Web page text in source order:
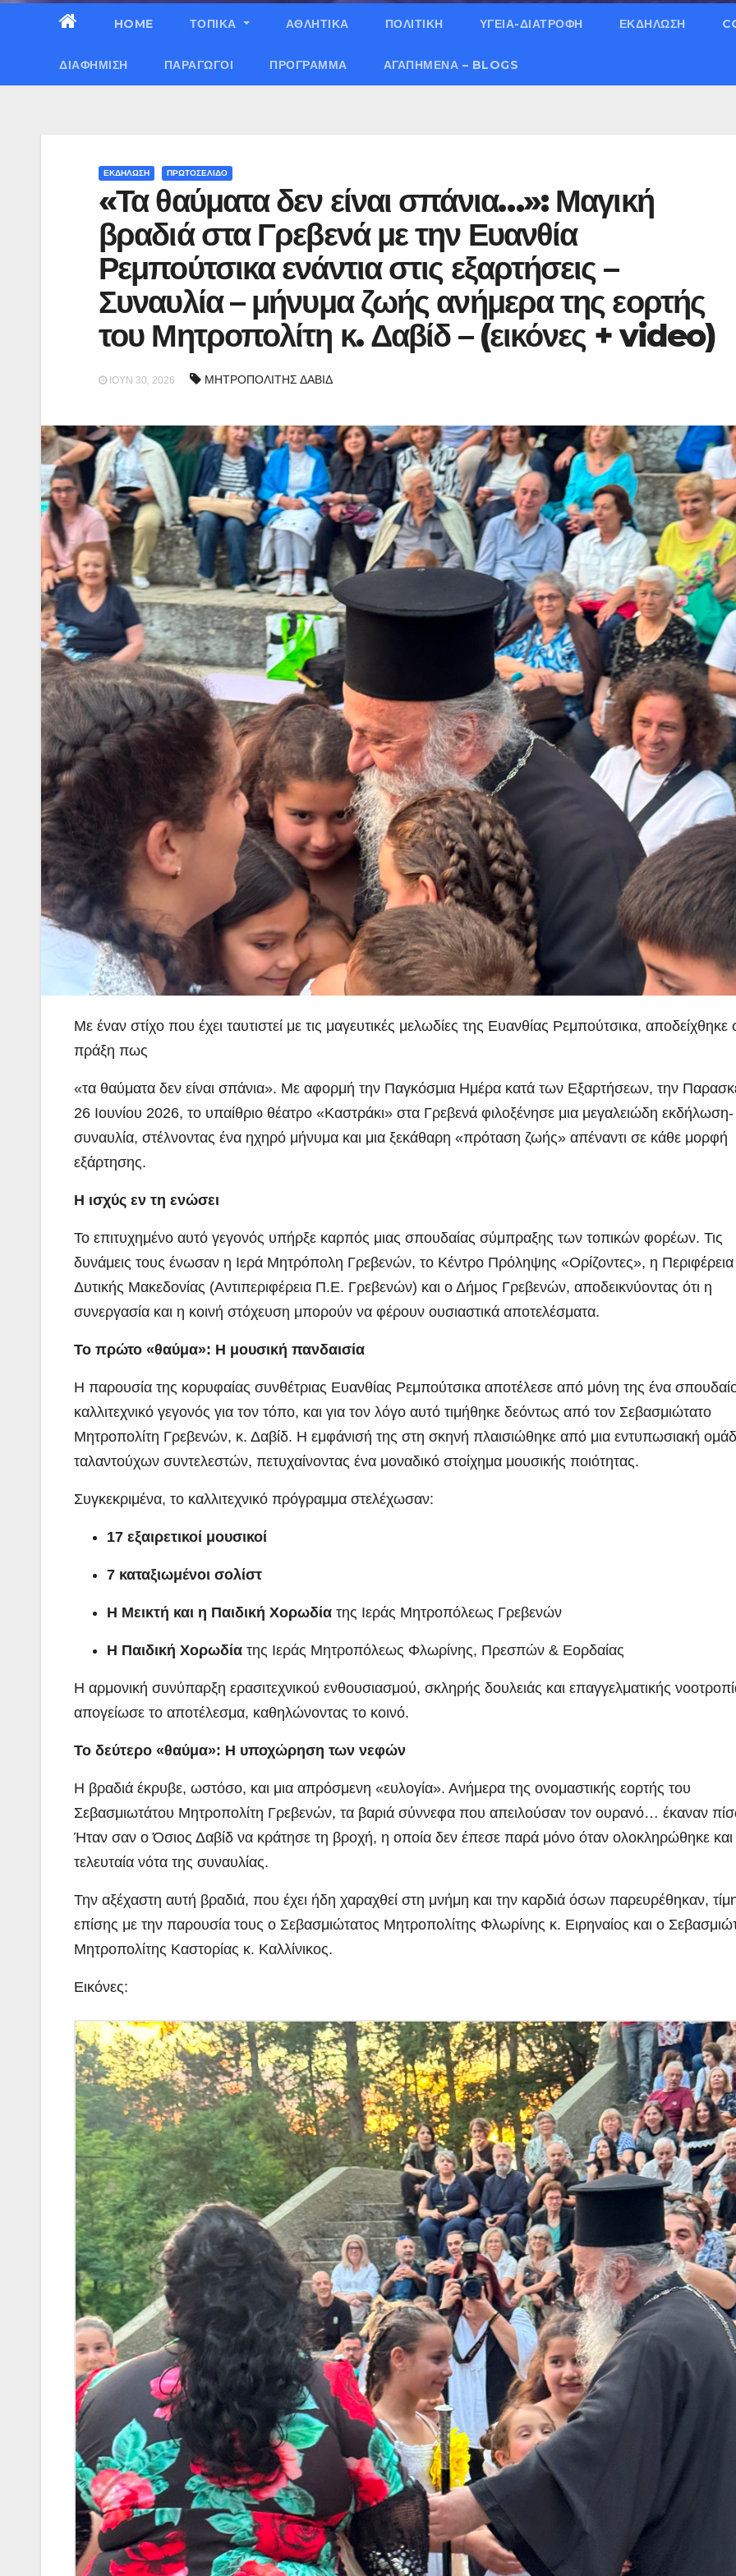
HOME ΤΟΠΙΚΑ ΑΘΛΗΤΙΚΑ ΠΟΛΙΤΙΚΗ ΥΓΕΙΑ-ΔΙΑΤΡΟΦΗ ΕΚΔΗΛΩΣΗ
ΔΙΑΦΉΜΙΣΗ ΠΑΡΑΓΩΓΟΊ ΠΡΌΓΡΑΜΜΑ ΑΓΑΠΗΜΈΝΑ – BLOGS
ΕΚΔΗΛΩΣΗ ΠΡΩΤΟΣΕΛΙΔΟ
«Τα θαύματα δεν είναι σπάνια…»: Μαγική
βραδιά στα Γρεβενά με την Ευανθία
Ρεμπούτσικα ενάντια στις εξαρτήσεις –
Συναυλία – μήνυμα ζωής ανήμερα της εορτής
του Μητροπολίτη κ. Δαβίδ – (εικόνες + video)
ΙΟΎΝ 30, 2026 ΜΗΤΡΟΠΟΛΙΤΗΣ ΔΑΒΙΔ
Με έναν στίχο που έχει ταυτιστεί με τις μαγευτικές μελωδίες της Ευανθίας Ρεμπούτσικα, αποδείχθηκε
πράξη πως
«τα θαύματα δεν είναι σπάνια». Με αφορμή την Παγκόσμια Ημέρα κατά των Εξαρτήσεων, την
26 Ιουνίου 2026, το υπαίθριο θέατρο «Καστράκι» στα Γρεβενά φιλοξένησε μια μεγαλειώδη εκδήλωση-
συναυλία, στέλνοντας ένα ηχηρό μήνυμα και μια ξεκάθαρη «πρόταση ζωής» απέναντι σε κάθε μορφή
εξάρτησης.
Η ισχύς εν τη ενώσει
Το επιτυχημένο αυτό γεγονός υπήρξε καρπός μιας σπουδαίας σύμπραξης των τοπικών φορέων. Τις
δυνάμεις τους ένωσαν η Ιερά Μητρόπολη Γρεβενών, το Κέντρο Πρόληψης «Ορίζοντες», η Περιφέρεια
Δυτικής Μακεδονίας (Αντιπεριφέρεια Π.Ε. Γρεβενών) και ο Δήμος Γρεβενών, αποδεικνύοντας ότι η
συνεργασία και η κοινή στόχευση μπορούν να φέρουν ουσιαστικά αποτελέσματα.
Το πρώτο «θαύμα»: Η μουσική πανδαισία
Η παρουσία της κορυφαίας συνθέτριας Ευανθίας Ρεμπούτσικα αποτέλεσε από μόνη της ένα
καλλιτεχνικό γεγονός για τον τόπο, και για τον λόγο αυτό τιμήθηκε δεόντως από τον Σεβασμιώτατο
Μητροπολίτη Γρεβενών, κ. Δαβίδ. Η εμφάνισή της στη σκηνή πλαισιώθηκε από μια εντυπωσιακή
ταλαντούχων συντελεστών, πετυχαίνοντας ένα μοναδικό στοίχημα μουσικής ποιότητας.
Συγκεκριμένα, το καλλιτεχνικό πρόγραμμα στελέχωσαν:
17 εξαιρετικοί μουσικοί
7 καταξιωμένοι σολίστ
Η Μεικτή και η Παιδική Χορωδία της Ιεράς Μητροπόλεως Γρεβενών
Η Παιδική Χορωδία της Ιεράς Μητροπόλεως Φλωρίνης, Πρεσπών & Εορδαίας
Η αρμονική συνύπαρξη ερασιτεχνικού ενθουσιασμού, σκληρής δουλειάς και επαγγελματικής
απογείωσε το αποτέλεσμα, καθηλώνοντας το κοινό.
Το δεύτερο «θαύμα»: Η υποχώρηση των νεφών
Η βραδιά έκρυβε, ωστόσο, και μια απρόσμενη «ευλογία». Ανήμερα της ονομαστικής εορτής του
Σεβασμιωτάτου Μητροπολίτη Γρεβενών, τα βαριά σύννεφα που απειλούσαν τον ουρανό… έκαναν
Ήταν σαν ο Όσιος Δαβίδ να κράτησε τη βροχή, η οποία δεν έπεσε παρά μόνο όταν ολοκληρώθηκε και
τελευταία νότα της συναυλίας.
Την αξέχαστη αυτή βραδιά, που έχει ήδη χαραχθεί στη μνήμη και την καρδιά όσων παρευρέθηκαν,
επίσης με την παρουσία τους ο Σεβασμιώτατος Μητροπολίτης Φλωρίνης κ. Ειρηναίος και ο
Μητροπολίτης Καστορίας κ. Καλλίνικος.
Εικόνες: